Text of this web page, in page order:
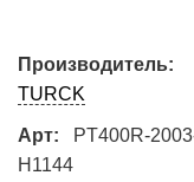
Производитель:
TURCK
Арт:
PT400R-
H1144